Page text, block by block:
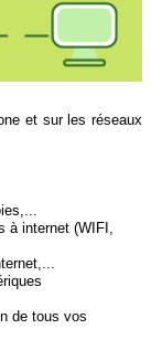
et sur les réseaux
à internet (WIFI,
de tous vos